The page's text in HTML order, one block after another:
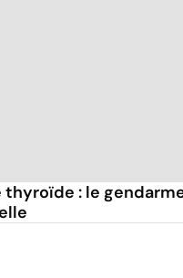
thyroïde : le